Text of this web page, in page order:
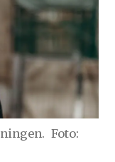
Foto: